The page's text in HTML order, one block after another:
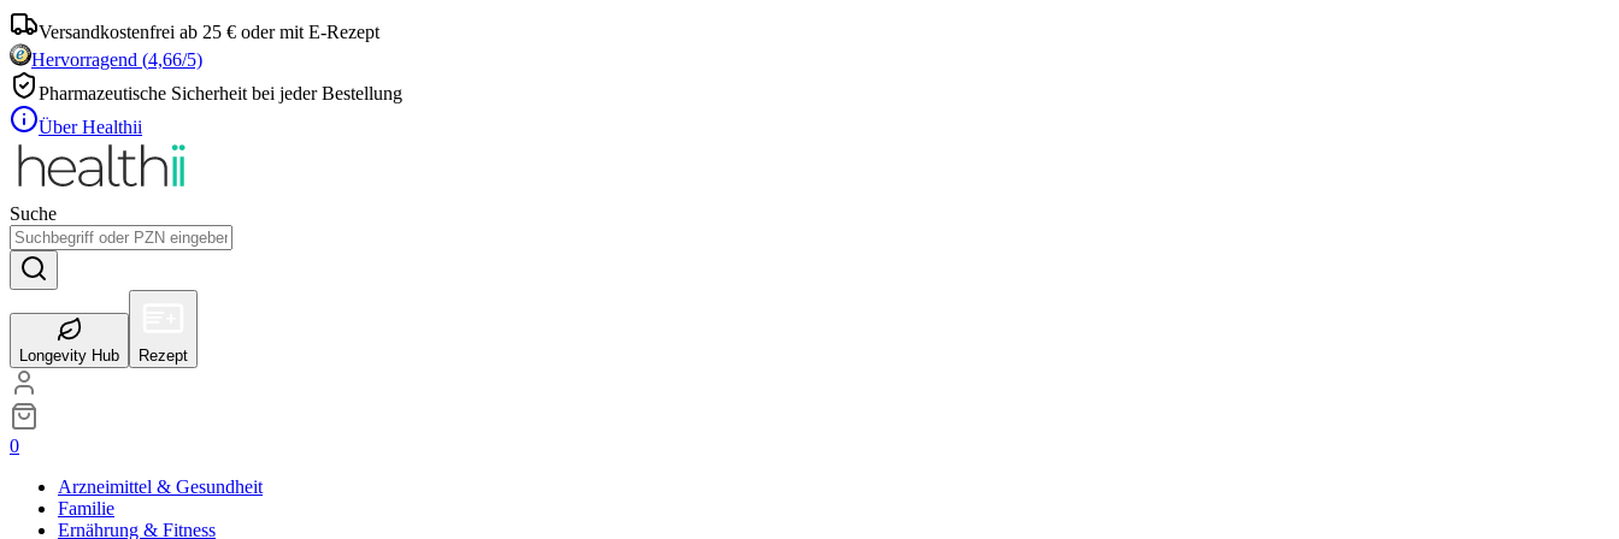
Versandkostenfrei ab 25 € oder mit E-Rezept
Hervorragend (4,66/5)
Pharmazeutische Sicherheit bei jeder Bestellung
Über Healthii
Suche
Longevity Hub Rezept
0
Arzneimittel & Gesundheit
Familie
Ernährung & Fitness